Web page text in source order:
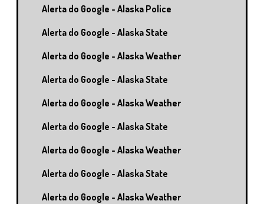
Alerta do Google - Alaska Police
Alerta do Google - Alaska State
Alerta do Google - Alaska Weather
Alerta do Google - Alaska State
Alerta do Google - Alaska Weather
Alerta do Google - Alaska State
Alerta do Google - Alaska Weather
Alerta do Google - Alaska State
Alerta do Google - Alaska Weather